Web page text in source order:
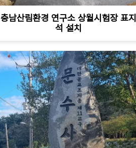
충남산림환경 연구소 상월시험장 표지
석 설치